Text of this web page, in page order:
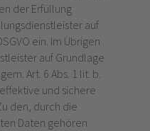
der Erfüllung
auf
ein. Im Übrigen
auf Grundlage
Art. 6 Abs. 1 lit. b.
und sichere
den, durch die
Daten gehören